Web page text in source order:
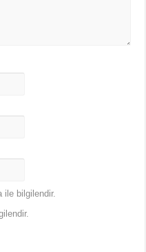
ile bilgilendir.